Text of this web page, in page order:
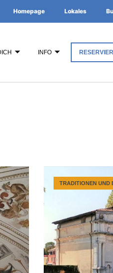
Homepage Lokales
INFO
TRADITIONEN UND